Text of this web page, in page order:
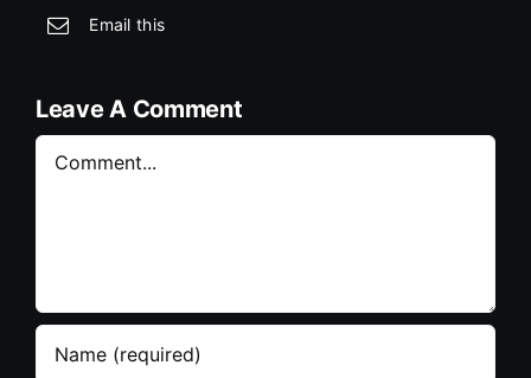
Email this
Leave A Comment
Comment